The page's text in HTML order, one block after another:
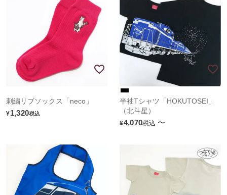
刺繍リブソックス「neco」
¥1,320税込
半袖Tシャツ「HOKUTOSEI」
（北斗星）
¥4,070税込 〜